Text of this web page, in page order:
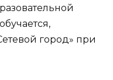
город» при